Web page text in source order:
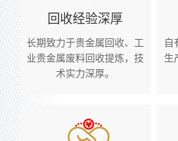
回收经验深厚
长期致力于贵金属回收、工
业贵金属废料回收提炼，技
术实力深厚。
自
生